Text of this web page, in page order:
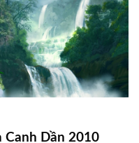
Canh Dần 2010